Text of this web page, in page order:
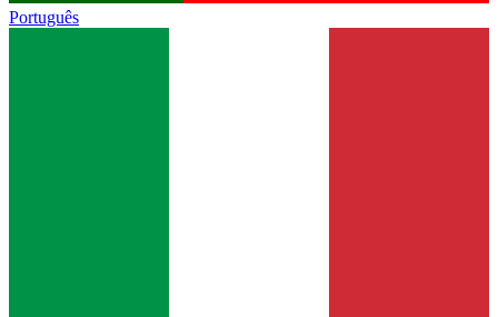
Português